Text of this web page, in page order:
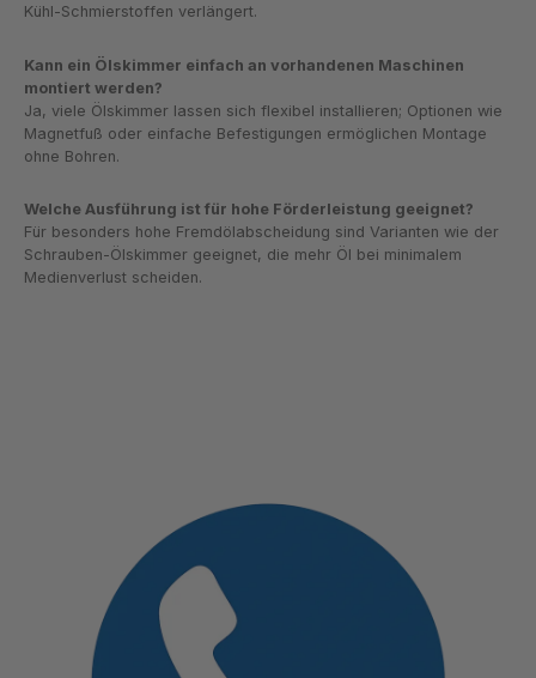
Kühl-Schmierstoffen verlängert.
Kann ein Ölskimmer einfach an vorhandenen Maschinen
montiert werden?
Ja, viele Ölskimmer lassen sich flexibel installieren; Optionen wie
Magnetfuß oder einfache Befestigungen ermöglichen Montage
ohne Bohren.
Welche Ausführung ist für hohe Förderleistung geeignet?
Für besonders hohe Fremdölabscheidung sind Varianten wie der
Schrauben-Ölskimmer geeignet, die mehr Öl bei minimalem
Medienverlust scheiden.